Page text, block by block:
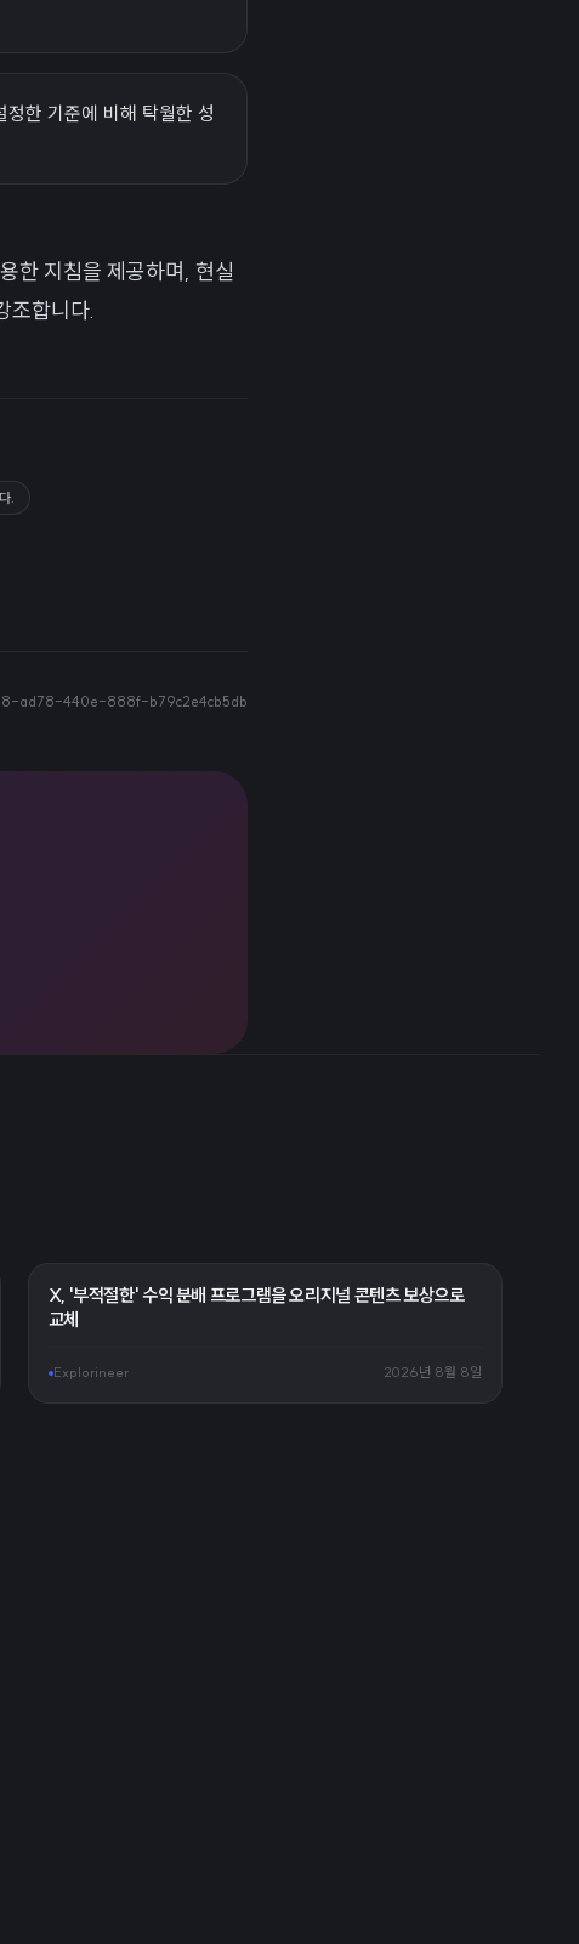
한 기준에 비해 탁월한 성
한 지침을 제공하며, 현실
조합니다.
.
ad78-440e-888f-b79c2e4cb5db
X, '부적절한' 수익 분배 프로그램을 오리지널 콘텐츠 보상으로
교체
Explorineer 2026년 8월 8일